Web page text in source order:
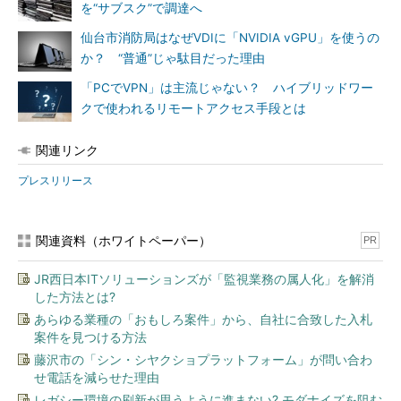
を“サブスク”で調達へ
仙台市消防局はなぜVDIに「NVIDIA vGPU」を使うの
か？ “普通”じゃ駄目だった理由
「PCでVPN」は主流じゃない？ ハイブリッドワー
クで使われるリモートアクセス手段とは
関連リンク
プレスリリース
関連資料（ホワイトペーパー） PR
JR西日本ITソリューションズが「監視業務の属人化」を解消
した方法とは?
あらゆる業種の「おもしろ案件」から、自社に合致した入札
案件を見つける方法
藤沢市の「シン・シヤクショプラットフォーム」が問い合わ
せ電話を減らせた理由